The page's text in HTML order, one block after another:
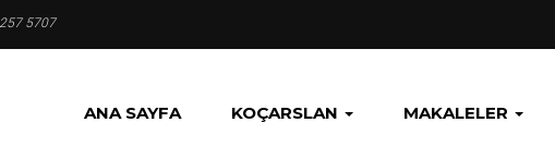
5707
ANA SAYFA KOÇARSLAN MAKALELER